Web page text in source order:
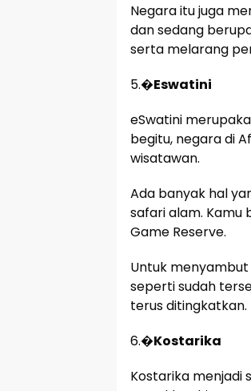
Negara itu juga
dan sedang
serta melarang
5.�Eswatini
eSwatini
begitu, negara di
wisatawan.
Ada banyak hal
safari alam. Kamu
Game Reserve.
Untuk
seperti sudah
terus ditingkatkan.
6.�Kostarika
Kostarika menjadi